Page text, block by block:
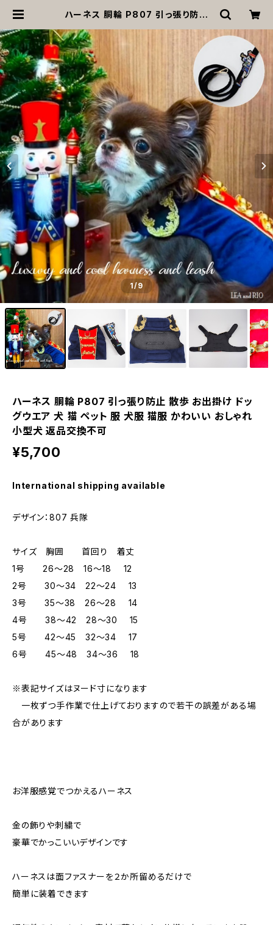
ハーネス 胴輪 P807 引っ張り防止
ット 服 犬服 猫服 かわいい おしゃれ
小型犬 返品交換不可 | MOANA
1/9
ハーネス 胴輪 P807 引っ張り防止 散歩 お出掛け ドッ
グウエア 犬 猫 ペット 服 犬服 猫服 かわいい おしゃれ
小型犬 返品交換不可
¥5,700
International shipping available
デザイン：807 兵隊
サイズ 胸囲 首回り 着丈
1号 26～28 16～18 12
2号 30～34 22～24 13
3号 35～38 26～28 14
4号 38～42 28～30 15
5号 42～45 32～34 17
6号 45～48 34～36 18
※表記サイズはヌード寸になります
一枚ずつ手作業で仕上げておりますので若干の誤差がある場
合があります
お洋服感覚でつかえるハーネス
金の飾りや刺繍で
豪華でかっこいいデザインです
ハーネスは面ファスナーを２か所留めるだけで
簡単に装着できます